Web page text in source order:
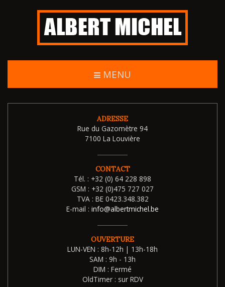
MENU
ADRESSE
Rue du Gazomètre 94
7100 La Louvière
CONTACT
Tél. : +32 (0) 64 228 898
GSM : +32 (0)475 727 027
TVA : BE 0423.348.382
E-mail : info@albertmichel.be
OUVERTURE
LUN-VEN : 8h-12h | 13h-18h
SAM : 9h - 13h
DIM : Fermé
OldTimer : sur RDV